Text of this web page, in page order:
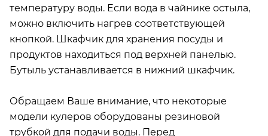
температуру воды. Если вода в чайнике остыла,
можно включить нагрев соответствующей
кнопкой. Шкафчик для хранения посуды и
продуктов находиться под верхней панелью.
Бутыль устанавливается в нижний шкафчик.
Обращаем Ваше внимание, что некоторые
модели кулеров оборудованы резиновой
трубкой для подачи воды. Перед